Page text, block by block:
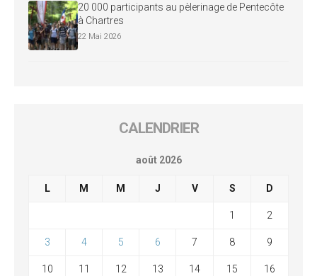
20 000 participants au pèlerinage de Pentecôte
à Chartres
22 Mai 2026
CALENDRIER
août 2026
L M M J V S D
1 2
3 4 5 6 7 8 9
10 11 12 13 14 15 16